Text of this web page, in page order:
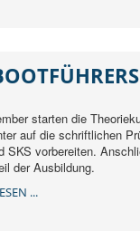
starten die
auf die schriftlichen
SKS vorbereiten.
der Ausbildung.
...